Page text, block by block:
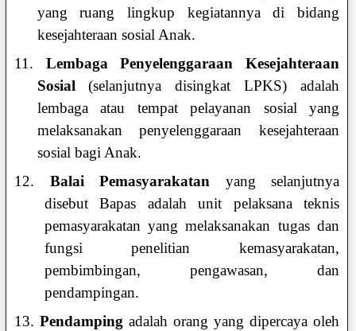
yang ruang lingkup kegiatannya di bidang
kesejahteraan sosial Anak.
11. Lembaga Penyelenggaraan Kesejahteraan
Sosial (selanjutnya disingkat LPKS) adalah
lembaga atau tempat pelayanan sosial yang
melaksanakan penyelenggaraan kesejahteraan
sosial bagi Anak.
12. Balai Pemasyarakatan yang selanjutnya
disebut Bapas adalah unit pelaksana teknis
pemasyarakatan yang melaksanakan tugas dan
fungsi penelitian kemasyarakatan,
pembimbingan, pengawasan, dan
pendampingan.
13.Pendamping adalah orang yang dipercaya oleh